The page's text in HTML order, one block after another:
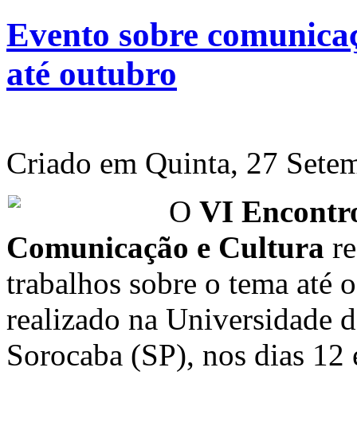
Evento sobre
até outubro
Criado em Quinta, 27
O VI
Comunicação e Cultura
trabalhos sobre o tema até
realizado na Universidade
Sorocaba (SP), nos dias